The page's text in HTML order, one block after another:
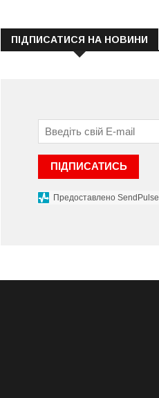
ПІДПИСАТИСЯ НА НОВИНИ
ПІДПИСАТИСЬ
Предоставлено SendPulse